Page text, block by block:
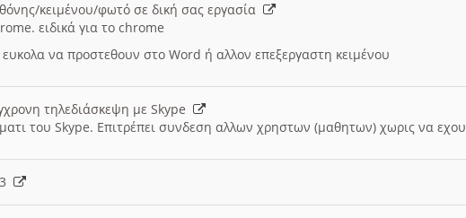
κειμένου/φωτό σε δική σας εργασία
ειδικά για το chrome
να προστεθουν στο Word ή αλλον επεξεργαστη κειμένου
τηλεδιάσκεψη με Skype
του Skype. Επιτρέπει συνδεση αλλων χρηστων (μαθητων) χωρις να
3